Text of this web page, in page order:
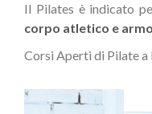
Il Pilates è indicato
corpo atletico e
Corsi Aperti di Pilate